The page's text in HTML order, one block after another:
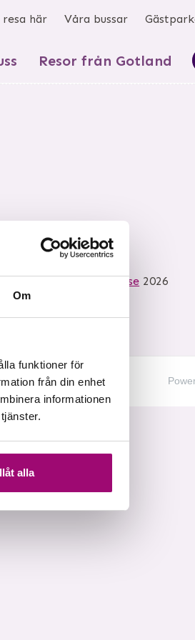
Om
funktioner för
från din enhet
informationen
alla
här Våra bussar
Resor från Gotland
©info@mkbussresor.se 2026